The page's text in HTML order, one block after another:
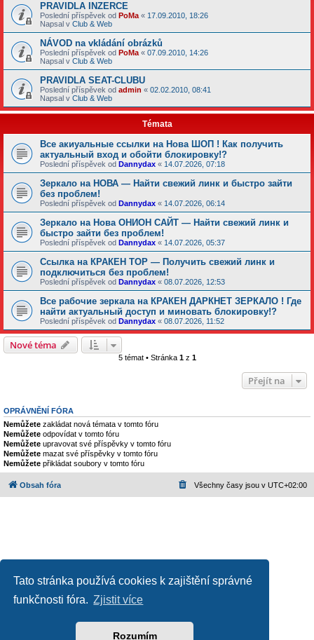
Tato stránka používá cookies k zajištění správné
funkčnosti fóra. Zjistit více
Rozumím
PRAVIDLA INZERCE
Poslední příspěvek od PoMa « 17.09.2010, 18:26
Napsal v Club & Web
NÁVOD na vkládání obrázků
Poslední příspěvek od PoMa « 07.09.2010, 14:26
Napsal v Club & Web
PRAVIDLA SEAT-CLUBU
Poslední příspěvek od admin « 02.02.2010, 08:41
Napsal v Club & Web
Témata
Все акиуальные ссылки на Нова ШОП ! Как получить
актуальный вход и обойти блокировку!?
Poslední příspěvek od Dannydax « 14.07.2026, 07:18
Зеркало на НОВА — Найти свежий линк и быстро зайти
без проблем!
Poslední příspěvek od Dannydax « 14.07.2026, 06:14
Зеркало на Нова ОНИОН САЙТ — Найти свежий линк и
быстро зайти без проблем!
Poslední příspěvek od Dannydax « 14.07.2026, 05:37
Ссылка на КРАКЕН ТОР — Получить свежий линк и
подключиться без проблем!
Poslední příspěvek od Dannydax « 08.07.2026, 12:53
Все рабочие зеркала на КРАКЕН ДАРКНЕТ ЗЕРКАЛО ! Где
найти актуальный доступ и миновать блокировку!?
Poslední příspěvek od Dannydax « 08.07.2026, 11:52
Nové téma
5 témat • Stránka 1z 1
Přejít na
OPRÁVNĚNÍ FÓRA
Nemůžete zakládat nová témata v tomto fóru
Nemůžete odpovídat v tomto fóru
Nemůžete upravovat své příspěvky v tomto fóru
Nemůžete mazat své příspěvky v tomto fóru
Nemůžete přikládat soubory v tomto fóru
Obsah fóra Všechny časy jsou v UTC+02:00
Založeno naphpBB® Forum Software © phpBB Limited
Podmínky pro užívání